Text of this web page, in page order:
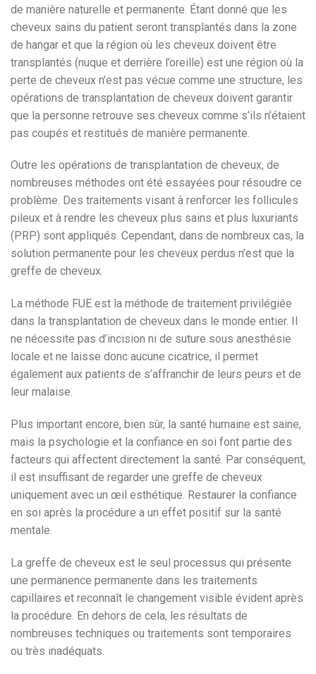
de manière naturelle et permanente. Étant donné que les
cheveux sains du patient seront transplantés dans la zone
de hangar et que la région où les cheveux doivent être
transplantés (nuque et derrière l’oreille) est une région où la
perte de cheveux n’est pas vécue comme une structure, les
opérations de transplantation de cheveux doivent garantir
que la personne retrouve ses cheveux comme s’ils n’étaient
pas coupés et restitués de manière permanente.
Outre les opérations de transplantation de cheveux, de
nombreuses méthodes ont été essayées pour résoudre ce
problème. Des traitements visant à renforcer les follicules
pileux et à rendre les cheveux plus sains et plus luxuriants
(PRP) sont appliqués. Cependant, dans de nombreux cas, la
solution permanente pour les cheveux perdus n’est que la
greffe de cheveux.
La méthode FUE est la méthode de traitement privilégiée
dans la transplantation de cheveux dans le monde entier. Il
ne nécessite pas d’incision ni de suture sous anesthésie
locale et ne laisse donc aucune cicatrice, il permet
également aux patients de s’affranchir de leurs peurs et de
leur malaise.
Plus important encore, bien sûr, la santé humaine est saine,
mais la psychologie et la confiance en soi font partie des
facteurs qui affectent directement la santé. Par conséquent,
il est insuffisant de regarder une greffe de cheveux
uniquement avec un œil esthétique. Restaurer la confiance
en soi après la procédure a un effet positif sur la santé
mentale.
La greffe de cheveux est le seul processus qui présente
une permanence permanente dans les traitements
capillaires et reconnaît le changement visible évident après
la procédure. En dehors de cela, les résultats de
nombreuses techniques ou traitements sont temporaires
ou très inadéquats.